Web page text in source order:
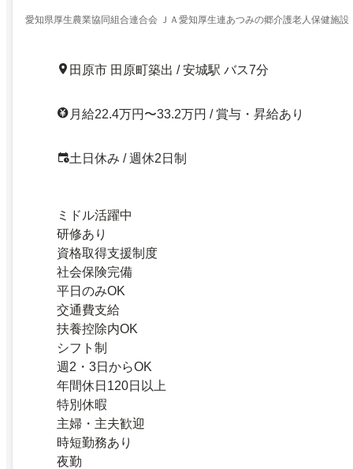
愛知県厚生農業協同組合連合会 ＪＡ愛知厚生連あつみの郷介護老人保健施設
田原市 田原町築出 / 安城駅 バス7分
月給22.4万円〜33.2万円 / 賞与・昇給あり
土日休み / 週休2日制
ミドル活躍中
研修あり
資格取得支援制度
社会保険完備
平日のみOK
交通費支給
扶養控除内OK
シフト制
週2・3日からOK
年間休日120日以上
特別休暇
主婦・主夫歓迎
時短勤務あり
夜勤